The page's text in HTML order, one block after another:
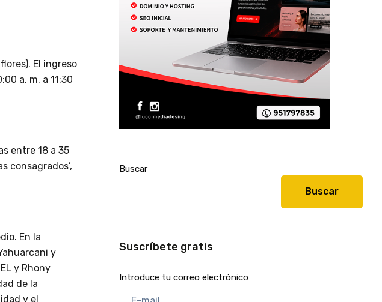
El ingreso
a. m. a 11:30
entre 18 a 35
consagrados’,
En la
y
y Rhony
de la
y el
Buscar
Buscar
Suscríbete gratis
Introduce tu correo electrónico